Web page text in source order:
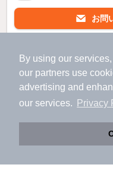
By using our
our partners use
advertising and
our services.
Privacy
アプリに切り替え
会員登録なしですぐ
お問